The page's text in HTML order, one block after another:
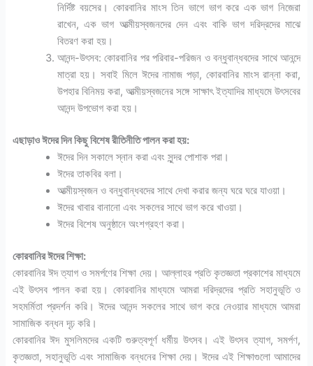
নির্দিষ্ট বয়সের। কোরবানির মাংস তিন ভাগে ভাগ করে এক ভাগ নিজেরা
রাখেন, এক ভাগ আত্মীয়স্বজনদের দেন এবং বাকি ভাগ দরিদ্রদের মাঝে
বিতরণ করা হয়।
আনন্দ-উৎসব: কোরবানির পর পরিবার-পরিজন ও বন্ধুবান্ধবদের সাথে আনন্দে
মাত্রা হয়। সবাই মিলে ঈদের নামাজ পড়া, কোরবানির মাংস রান্না করা,
উপহার বিনিময় করা, আত্মীয়স্বজনের সঙ্গে সাক্ষাৎ ইত্যাদির মাধ্যমে উৎসবের
আনন্দ উপভোগ করা হয়।
এছাড়াও ঈদের দিন কিছু বিশেষ রীতিনীতি পালন করা হয়:
ঈদের দিন সকালে স্নান করা এবং সুন্দর পোশাক পরা।
ঈদের তাকবির বলা।
আত্মীয়স্বজন ও বন্ধুবান্ধবদের সাথে দেখা করার জন্য ঘরে ঘরে যাওয়া।
ঈদের খাবার বানানো এবং সকলের সাথে ভাগ করে খাওয়া।
ঈদের বিশেষ অনুষ্ঠানে অংশগ্রহণ করা।
কোরবানির ঈদের শিক্ষা:
কোরবানির ঈদ ত্যাগ ও সমর্পণের শিক্ষা দেয়। আল্লাহর প্রতি কৃতজ্ঞতা প্রকাশের মাধ্যমে
এই উৎসব পালন করা হয়। কোরবানির মাধ্যমে আমরা দরিদ্রদের প্রতি সহানুভূতি ও
সহমর্মিতা প্রদর্শন করি। ঈদের আনন্দ সকলের সাথে ভাগ করে নেওয়ার মাধ্যমে আমরা
সামাজিক বন্ধন দৃঢ় করি।
কোরবানির ঈদ মুসলিমদের একটি গুরুত্বপূর্ণ ধর্মীয় উৎসব। এই উৎসব ত্যাগ, সমর্পণ,
কৃতজ্ঞতা, সহানুভূতি এবং সামাজিক বন্ধনের শিক্ষা দেয়। ঈদের এই শিক্ষাগুলো আমাদের